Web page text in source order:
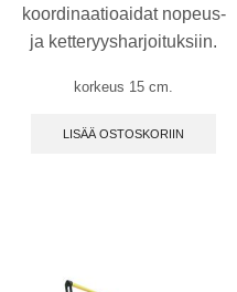
koordinaatioaidat nopeus-
ja ketteryysharjoituksiin.
korkeus 15 cm.
LISÄÄ OSTOSKORIIN